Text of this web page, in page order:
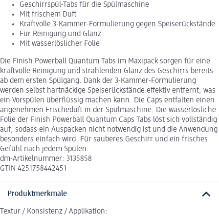
Geschirrspül-Tabs für die Spülmaschine
Mit frischem Duft
Kraftvolle 3-Kammer-Formulierung gegen Speiserückstände
Für Reinigung und Glanz
Mit wasserlöslicher Folie
Die Finish Powerball Quantum Tabs im Maxipack sorgen für eine
kraftvolle Reinigung und strahlenden Glanz des Geschirrs bereits
ab dem ersten Spülgang. Dank der 3-Kammer-Formulierung
werden selbst hartnäckige Speiserückstände effektiv entfernt, was
ein Vorspülen überflüssig machen kann. Die Caps entfalten einen
angenehmen Frischeduft in der Spülmaschine. Die wasserlösliche
Folie der Finish Powerball Quantum Caps Tabs löst sich vollständig
auf, sodass ein Auspacken nicht notwendig ist und die Anwendung
besonders einfach wird. Für sauberes Geschirr und ein frisches
Gefühl nach jedem Spülen.
dm-Artikelnummer: 3135858
GTIN 4251758442451
Produktmerkmale
Textur / Konsistenz / Applikation: